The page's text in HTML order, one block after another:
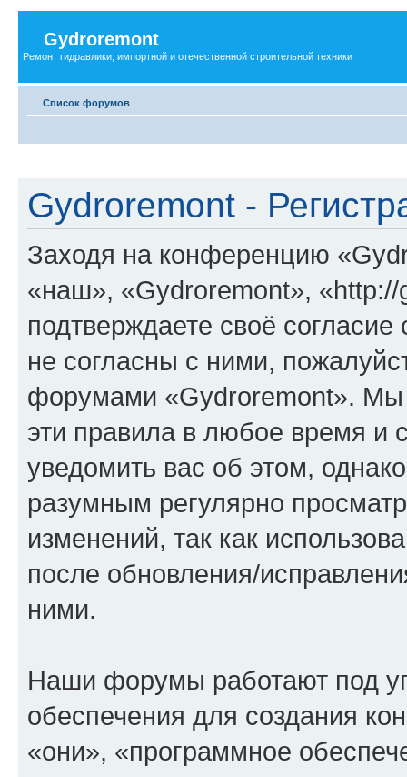
Gydroremont
Ремонт гидравлики, импортной и отечественной строительной техники
Список форумов
Gydroremont -
Заходя на конференцию
«наш», «Gydroremont»,
подтверждаете своё
не согласны с ними,
форумами «Gydroremont». Мы
эти правила в любое время и
уведомить вас об этом,
разумным регулярно
изменений, так как
после обновления/
ними.
Наши форумы работают под
обеспечения для создания
«они», «программное